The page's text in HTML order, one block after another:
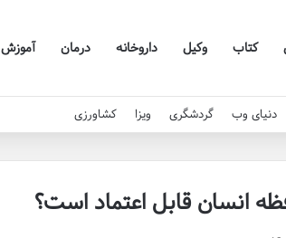
کتاب وکیل داروخانه درمان آموزش
دنیای وب گردشگری ویزا کشاورزی
انسان قابل اعتماد است؟